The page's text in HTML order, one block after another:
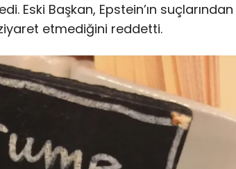
Eski Başkan, Epstein’ın suçlarından
etmediğini reddetti.